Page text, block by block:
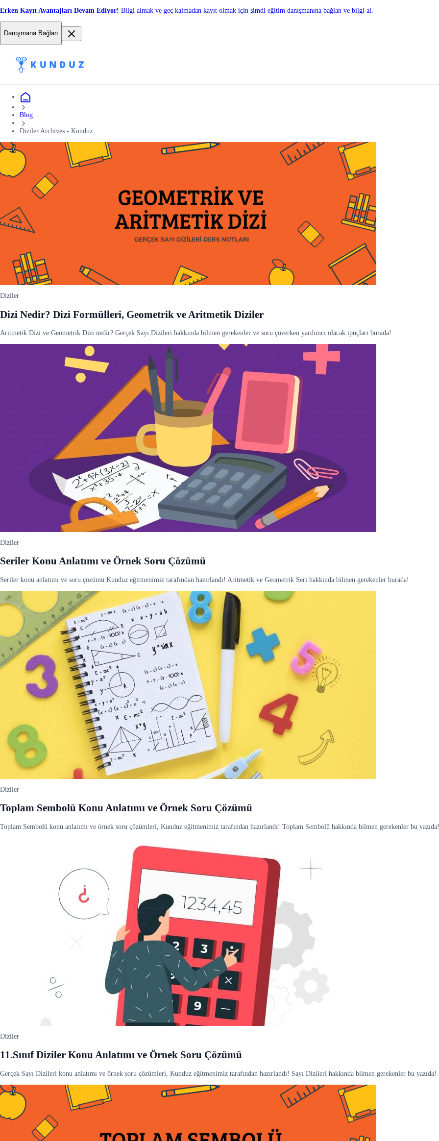
Erken Kayıt Avantajları Devam Ediyor! Bilgi almak ve geç kalmadan kayıt olmak için şimdi eğitim danışmanına bağlan ve bilgi al.
Danışmana Bağlan
Blog
Diziler Archives - Kunduz
Diziler
Dizi Nedir? Dizi Formülleri, Geometrik ve Aritmetik Diziler
Aritmetik Dizi ve Geometrik Dizi nedir? Gerçek Sayı Dizileri hakkında bilmen gerekenler ve soru çözerken yardımcı olacak ipuçları burada!
Diziler
Seriler Konu Anlatımı ve Örnek Soru Çözümü
Seriler konu anlatımı ve soru çözümü Kunduz eğitmenimiz tarafından hazırlandı! Aritmetik ve Geometrik Seri hakkında bilmen gerekenler burada!
Diziler
Toplam Sembolü Konu Anlatımı ve Örnek Soru Çözümü
Toplam Sembolü konu anlatımı ve örnek soru çözümleri, Kunduz eğitmenimiz tarafından hazırlandı! Toplam Sembolü hakkında bilmen gerekenler bu yazıda!
Diziler
11.Sınıf Diziler Konu Anlatımı ve Örnek Soru Çözümü
Gerçek Sayı Dizileri konu anlatımı ve örnek soru çözümleri, Kunduz eğitmenimiz tarafından hazırlandı! Sayı Dizileri hakkında bilmen gerekenler bu yazıda!